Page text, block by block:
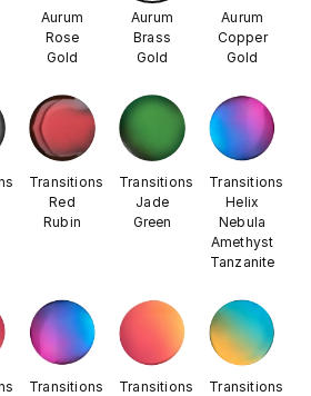
Aurum
Rose
Gold
Aurum
Brass
Gold
Aurum
Copper
Gold
Transitions
Red
Rubin
Transitions
Jade
Green
Transitions
Helix
Nebula
Amethyst
Tanzanite
Transitions
Transitions
Transitions